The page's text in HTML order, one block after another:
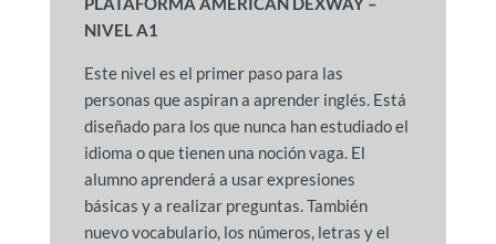
NIVEL A1
Este nivel es el primer paso para las
personas que aspiran a aprender inglés. Está
diseñado para los que nunca han estudiado el
idioma o que tienen una noción vaga. El
alumno aprenderá a usar expresiones
básicas y a realizar preguntas. También
nuevo vocabulario, los números, letras y el